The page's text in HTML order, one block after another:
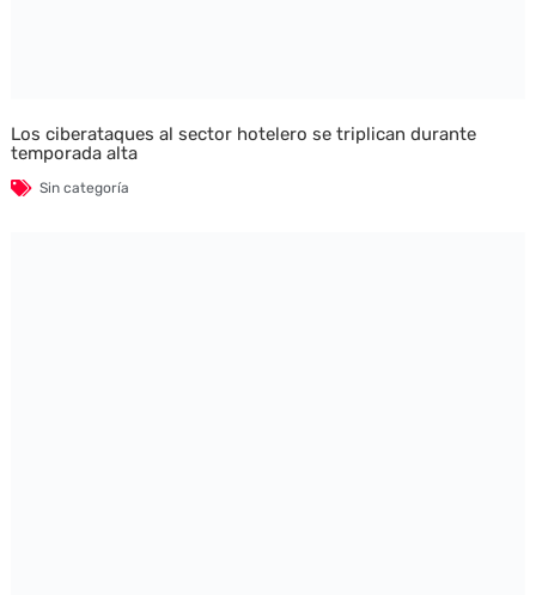
Los ciberataques al sector hotelero se triplican durante
temporada alta
Sin categoría